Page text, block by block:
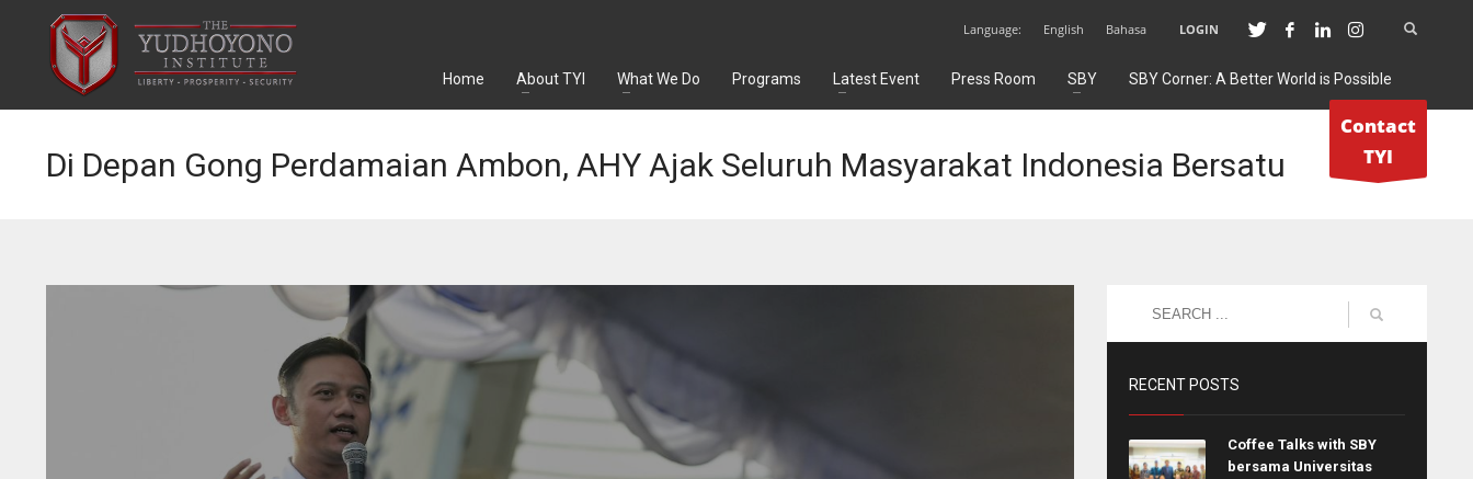
Language: English Bahasa LOGIN
Home About TYI What We Do Programs Latest Event Press Room SBY SBY Corner: A Better World is Possible
Contact
TYI
Di Depan Gong Perdamaian Ambon, AHY Ajak Seluruh Masyarakat Indonesia Bersatu
RECENT POSTS
Coffee Talks with SBY
bersama Universitas